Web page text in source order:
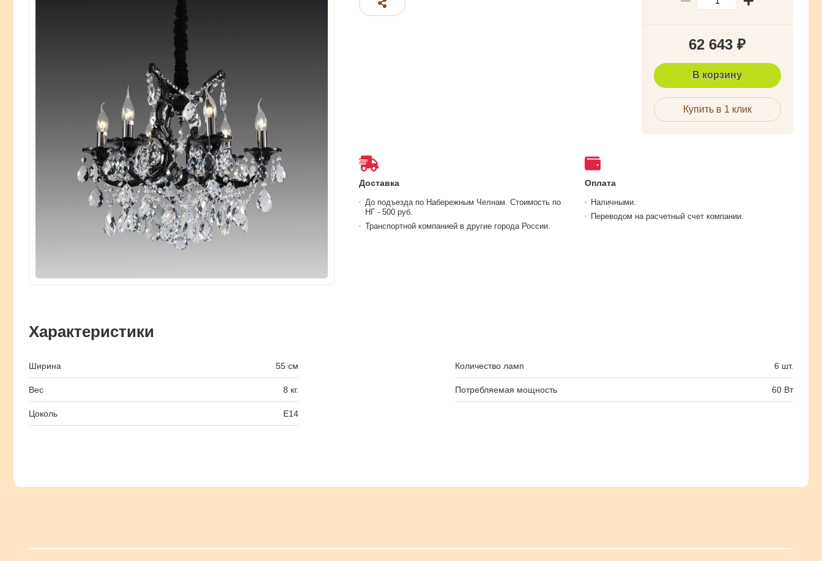
62 643 ₽
В корзину
Купить в 1 клик
Доставка
До подъезда по Набережным Челнам. Стоимость по
НГ - 500 руб.
Транспортной компанией в другие города России.
Оплата
Наличными.
Переводом на расчетный счет компании.
Характеристики
Ширина 55 см Количество ламп 6 шт.
Вес 8 кг. Потребляемая мощность 60 Вт
Цоколь E14